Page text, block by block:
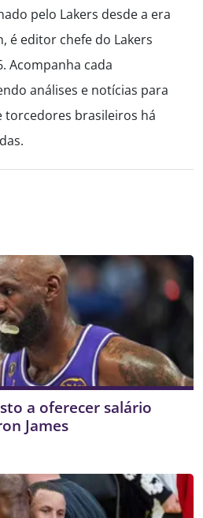
pelo Lakers desde
Johnson, é editor chefe do
desde 2006. Acompanha
trazendo análises e
a comunidade de
há quase duas
a oferecer salário